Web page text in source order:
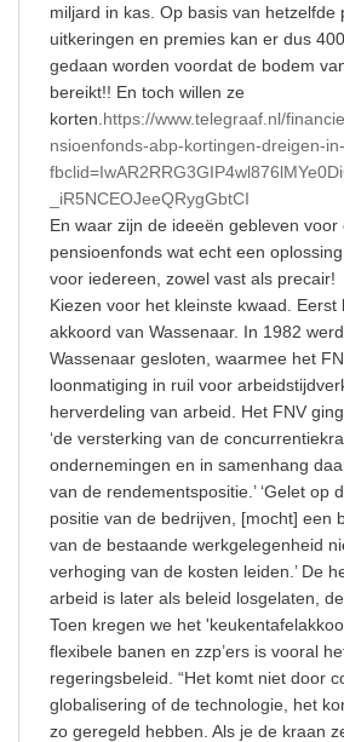
miljard in kas. Op basis van hetzelfde
uitkeringen en premies kan er dus
gedaan worden voordat de bodem
bereikt!! En toch willen ze
korten. https://www.telegraaf.nl/
nsioenfonds-abp-kortingen-dreigen-
_iR5NCEOJeeQRygGbtCI
En waar zijn de ideeën gebleven voor
pensioenfonds wat echt een
voor iedereen, zowel vast als precair!
Kiezen voor het kleinste kwaad. Eerst
akkoord van Wassenaar. In 1982
Wassenaar gesloten, waarmee het
loonmatiging in ruil voor
herverdeling van arbeid. Het FNV
‘de versterking van de
ondernemingen en in samenhang
van de rendementspositie.’ ‘Gelet op
positie van de bedrijven, [mocht] een
van de bestaande werkgelegenheid
verhoging van de kosten leiden.’ De
arbeid is later als beleid losgelaten,
Toen kregen we het
flexibele banen en zzp’ers is vooral
regeringsbeleid. “Het komt niet door
globalisering of de technologie, het
zo geregeld hebben. Als je de kraan